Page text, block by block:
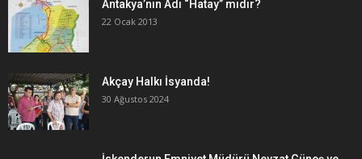
Antakya’nın Adı “Hatay” mıdır?
22 Ocak 2013
Akçay Halkı İsyanda!
30 Ağustos 2024